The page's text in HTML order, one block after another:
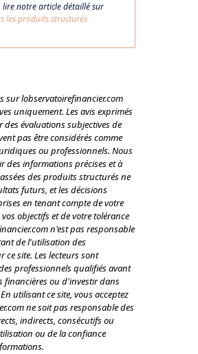
lire notre article détaillé sur
les produits structurés
sur lobservatoirefinancier.com
uniquement. Les avis exprimés
des évaluations subjectives de
pas être considérés comme
ou professionnels. Nous
des informations précises et à
des produits structurés ne
futurs, et les décisions
en tenant compte de votre
objectifs et de votre tolérance
n'est pas responsable
de l'utilisation des
site. Les lecteurs sont
professionnels qualifiés avant
financières ou d'investir dans
utilisant ce site, vous acceptez
ne soit pas responsable des
indirects, consécutifs ou
ou de la confiance